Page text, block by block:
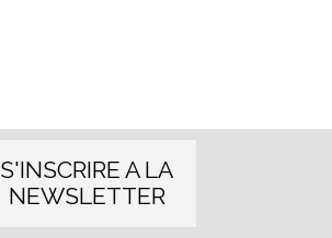
S'INSCRIRE A LA
NEWSLETTER